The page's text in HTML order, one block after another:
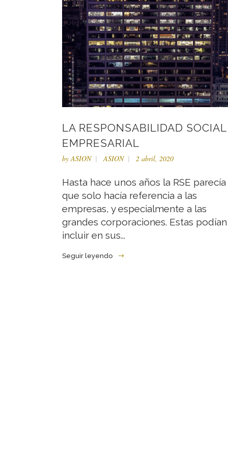
LA RESPONSABILIDAD SOCIAL
EMPRESARIAL
by ASION ASION 2 abril, 2020
Hasta hace unos años la RSE parecía
que solo hacía referencia a las
empresas, y especialmente a las
grandes corporaciones. Estas podían
incluir en sus...
Seguir leyendo